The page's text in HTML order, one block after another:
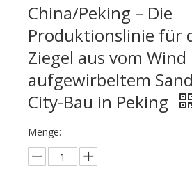
China/Peking – Die
Produktionslinie für
Ziegel aus vom Wind
aufgewirbeltem
City-Bau in Peking
Menge: